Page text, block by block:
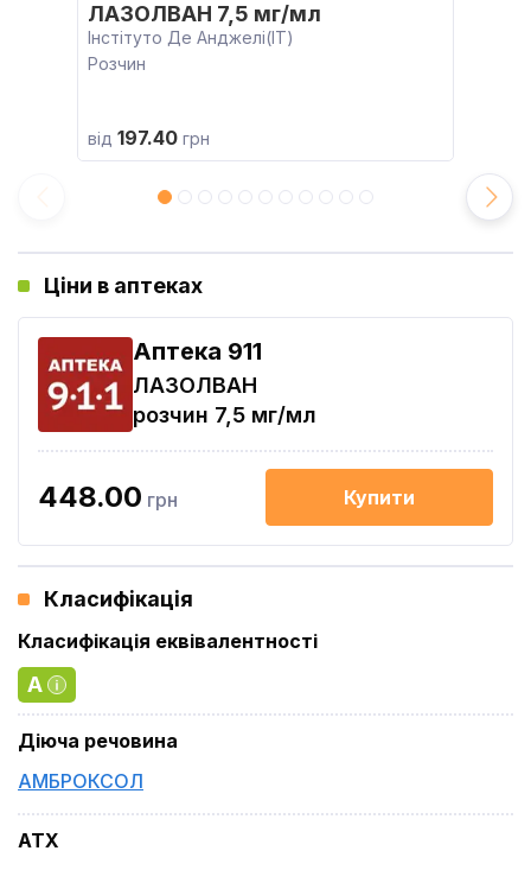
ЛАЗОЛВАН 7,5 мг/мл
Інстітуто Де Анджелі(IT)
Розчин
від 197.40 грн
Ціни в аптеках
Aптека 911
ЛАЗОЛВАН
розчин 7,5 мг/мл
448.00 грн Купити
Класифікація
Класифікація еквівалентності
A
Діюча речовина
АМБРОКСОЛ
ATX